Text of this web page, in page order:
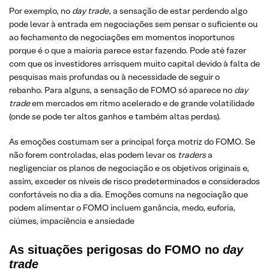
Por exemplo, no day trade, a sensação de estar perdendo algo
pode levar à entrada em negociações sem pensar o suficiente ou
ao fechamento de negociações em momentos inoportunos
porque é o que a maioria parece estar fazendo. Pode até fazer
com que os investidores arrisquem muito capital devido à falta de
pesquisas mais profundas ou à necessidade de seguir o
rebanho. Para alguns, a sensação de FOMO só aparece no day
tradeem mercados em ritmo acelerado e de grande volatilidade
(onde se pode ter altos ganhos e também altas perdas).
As emoções costumam ser a principal força motriz do FOMO. Se
não forem controladas, elas podem levar os tradersa
negligenciar os planos de negociação e os objetivos originais e,
assim, exceder os níveis ​​de risco predeterminados e considerados
confortáveis no dia a dia. Emoções comuns na negociação que
podem alimentar o FOMO incluem ganância, medo, euforia,
ciúmes, impaciência e ansiedade
As situações perigosas do FOMO no day
trade